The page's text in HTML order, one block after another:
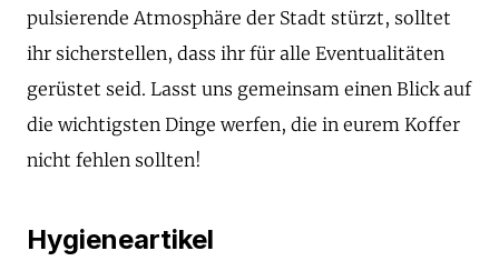
pulsierende Atmosphäre der Stadt stürzt, solltet
ihr sicherstellen, dass ihr für alle Eventualitäten
gerüstet seid. Lasst uns gemeinsam einen Blick auf
die wichtigsten Dinge werfen, die in eurem Koffer
nicht fehlen sollten!
Hygieneartikel